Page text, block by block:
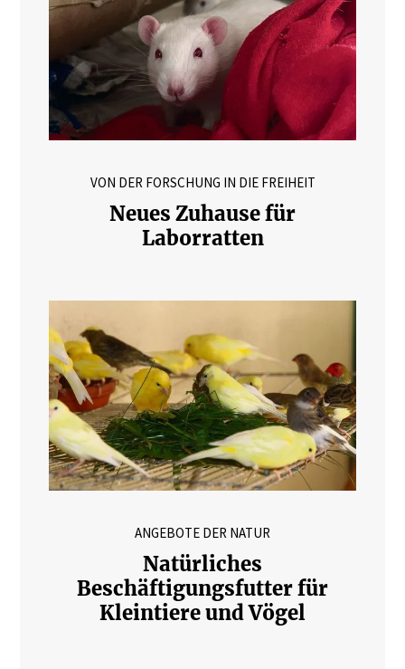
VON DER FORSCHUNG IN DIE FREIHEIT
Neues Zuhause für
Laborratten
ANGEBOTE DER NATUR
Natürliches
Beschäftigungsfutter für
Kleintiere und Vögel